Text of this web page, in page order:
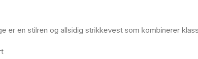
er en stilren og allsidig strikkevest som kombinerer